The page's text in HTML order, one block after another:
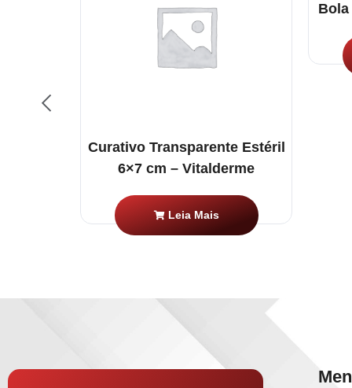
Curativo Transparente Estéril
6×7 cm – Vitalderme
Leia Mais
Bola